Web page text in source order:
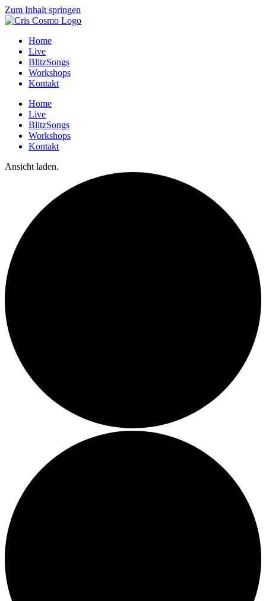
Zum Inhalt springen
Home
Live
BlitzSongs
Workshops
Kontakt
Home
Live
BlitzSongs
Workshops
Kontakt
Ansicht laden.